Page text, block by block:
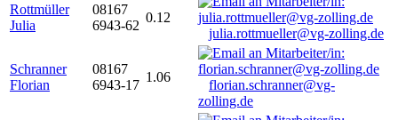
Rottmüller
Julia
08167
6943-62
0.12
julia.rottmueller@vg-zolling.de
Schranner
Florian
08167
6943-17
1.06
florian.schranner@vg-
zolling.de